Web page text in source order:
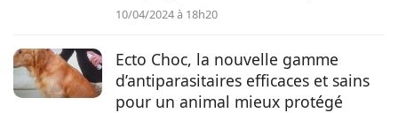
10/04/2024 à 18h20
Ecto Choc, la nouvelle gamme
d’antiparasitaires efficaces et sains
pour un animal mieux protégé